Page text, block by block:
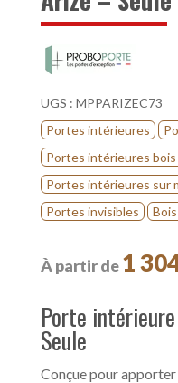
UGS : MPPARIZEC73
Portes intérieures
Portes intérieures bois
Portes intérieures sur
Portes invisibles
À partir de1
Porte
Seule
Conçue pour